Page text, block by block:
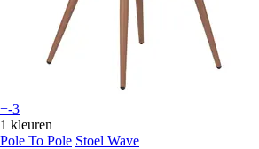
+-3
1 kleuren
Pole To Pole Stoel Wave